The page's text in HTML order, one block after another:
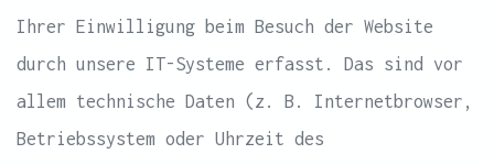
Ihrer Einwilligung beim Besuch der Website
durch unsere IT-Systeme erfasst. Das sind vor
allem technische Daten (z. B. Internetbrowser,
Betriebssystem oder Uhrzeit des